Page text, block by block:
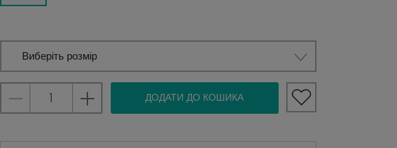
Виберіть розмір
ДОДАТИ ДО КОШИКА